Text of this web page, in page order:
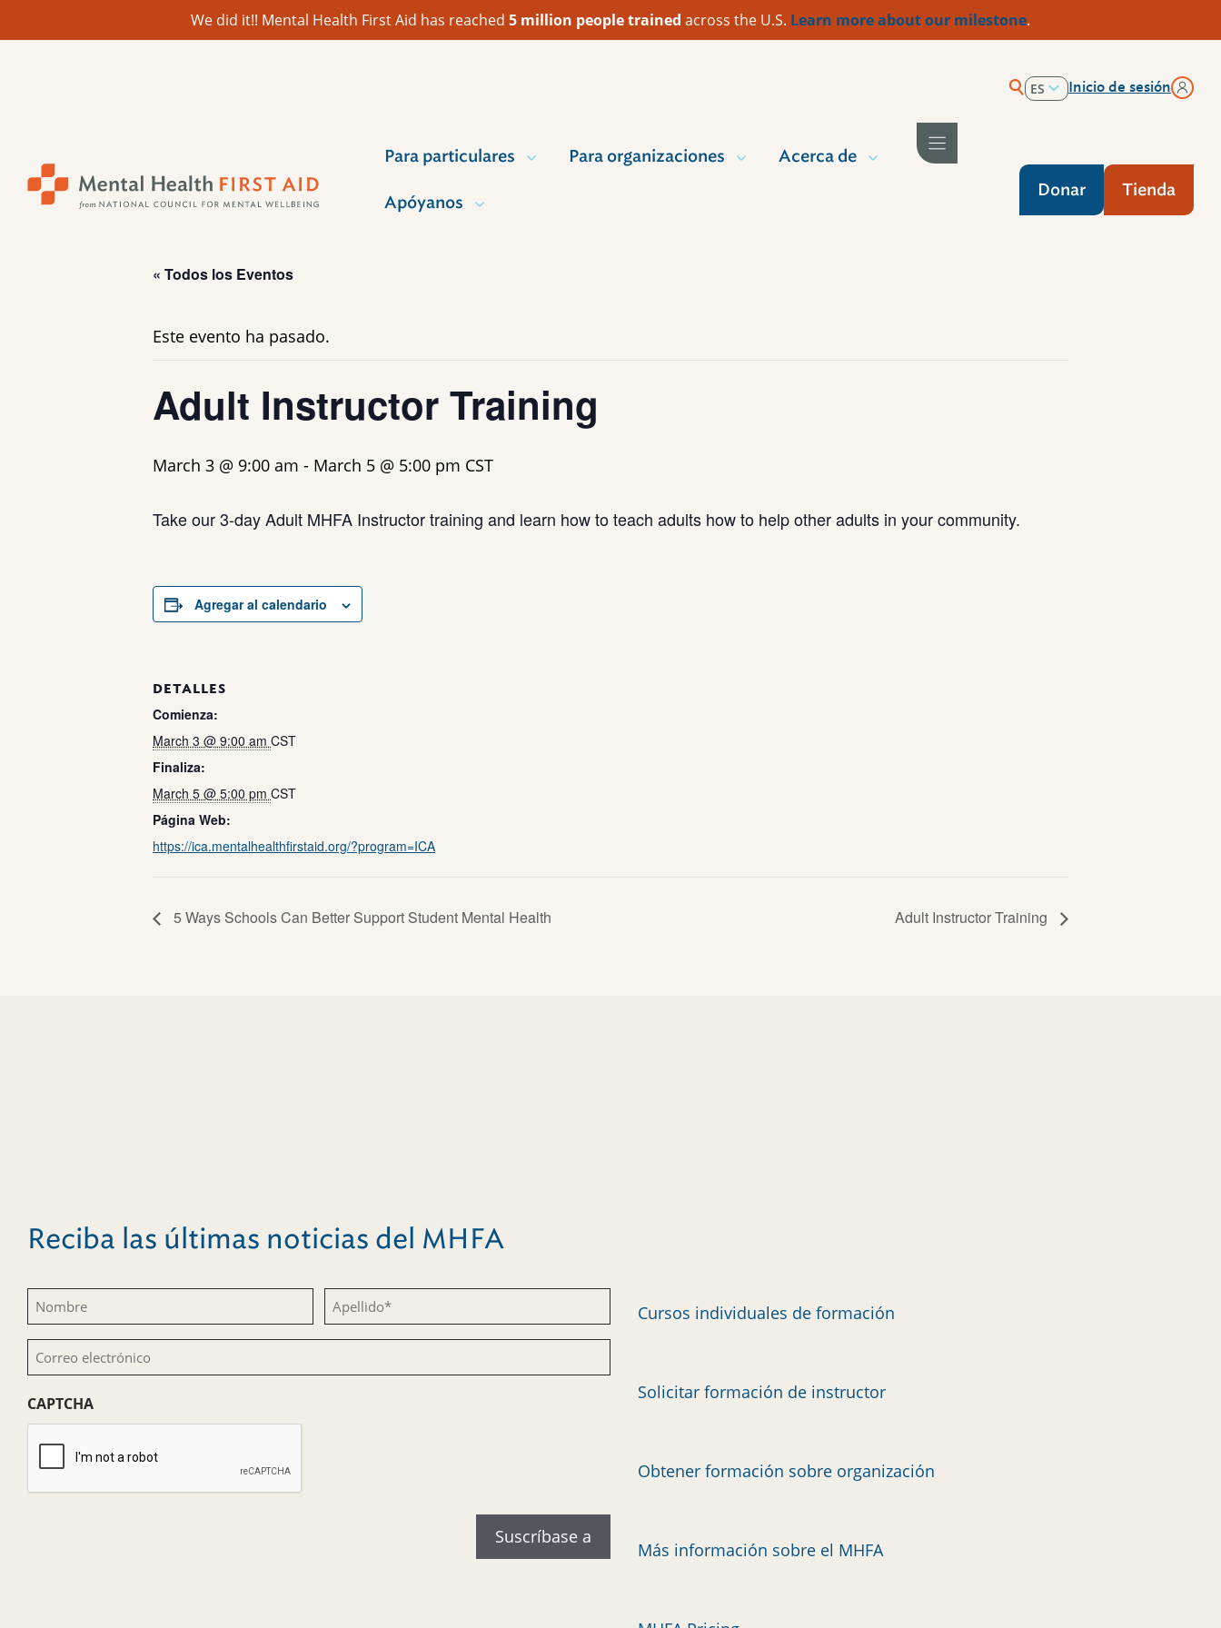
We did it!! Mental Health First Aid has reached 5 million people trained across the U.S. Learn more about our milestone.
ES
Inicio de sesión
Para particulares Para organizaciones Acerca de
Apóyanos
Donar Tienda
« Todos los Eventos
Este evento ha pasado.
Adult Instructor Training
March 3 @ 9:00 am - March 5 @ 5:00 pm CST
Take our 3-day Adult MHFA Instructor training and learn how to teach adults how to help other adults in your community.
Agregar al calendario
DETALLES
Comienza:
March 3 @ 9:00 am CST
Finaliza:
March 5 @ 5:00 pm CST
Página Web:
https://ica.mentalhealthfirstaid.org/?program=ICA
5 Ways Schools Can Better Support Student Mental Health Adult Instructor Training
Reciba las últimas noticias del MHFA
Nombre
(Obligatorio)
Apellido
(Obligatorio)
Correo
electrónico
(Obligatorio)
CAPTCHA
Cursos individuales de formación
Solicitar formación de instructor
Obtener formación sobre organización
Más información sobre el MHFA